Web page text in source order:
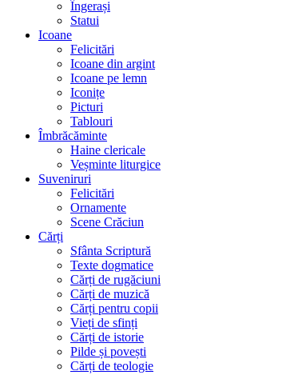
Îngerași
Statui
Icoane
Felicitări
Icoane din argint
Icoane pe lemn
Iconițe
Picturi
Tablouri
Îmbrăcăminte
Haine clericale
Veșminte liturgice
Suveniruri
Felicitări
Ornamente
Scene Crăciun
Cărți
Sfânta Scriptură
Texte dogmatice
Cărți de rugăciuni
Cărți de muzică
Cărți pentru copii
Vieți de sfinți
Cărți de istorie
Pilde și povești
Cărți de teologie